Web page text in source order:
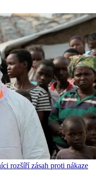
rozšíří zásah proti nákaze